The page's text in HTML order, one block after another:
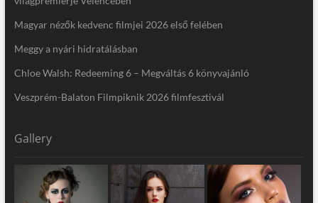
Magyar nézők kedvenc filmjei 2026 első felében
Meggy a nyári hidratálásban
Chloe Walsh: Redeeming 6 – Megváltás 6 könyvajánló
Veszprém-Balaton Filmpiknik 2026 filmfesztivál
Gallery